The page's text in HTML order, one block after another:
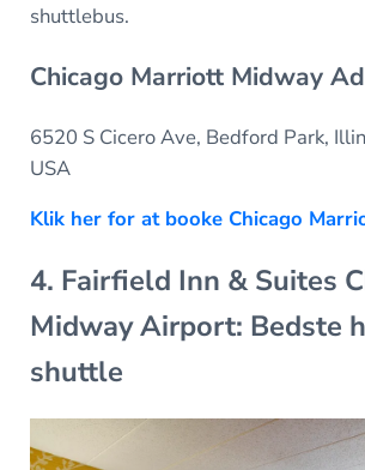
shuttlebus.
Chicago Marriott Midway
6520 S Cicero Ave, Bedford Park,
USA
Klik her for at booke Chicago
4. Fairfield Inn & Suites
Midway Airport: Bedste
shuttle